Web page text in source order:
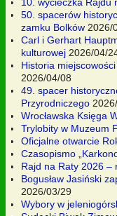
50. spacerów
zamku Bolków 2026/
Carl i Gerhart
kulturowej 2026/04/
Historia
2026/04/08
49. spacer
Przyrodniczego
Wrocławska Księga
Trylobity w Muzeum
Oficjalne otwarcie
Czasopismo
Rajd na Raty 2026 –
Bogusław Jasiński
2026/03/29
Wybory w